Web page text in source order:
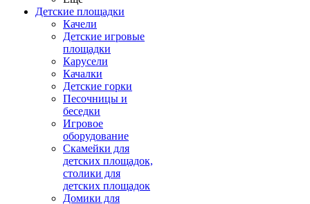
Детские площадки
Качели
Детские игровые
площадки
Карусели
Качалки
Детские горки
Песочницы и
беседки
Игровое
оборудование
Скамейки для
детских площадок,
столики для
детских площадок
Домики для